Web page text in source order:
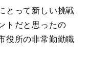
とって新しい挑戦
トだと思ったの
役所の非常勤勤職